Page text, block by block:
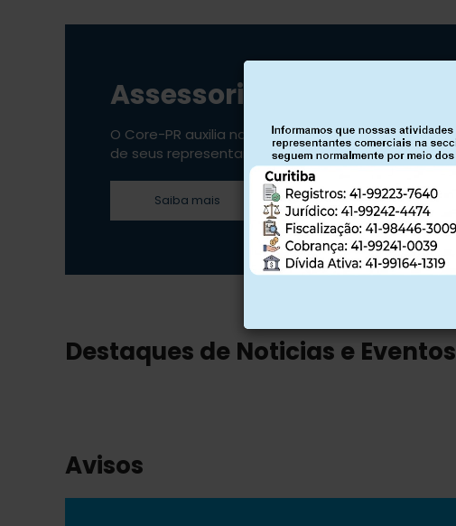
Assessoria Jurídica
O Core-PR auxilia na segurança jurídica
de seus representantes
Saiba mais
Destaques de Noticias e Eventos
Avisos